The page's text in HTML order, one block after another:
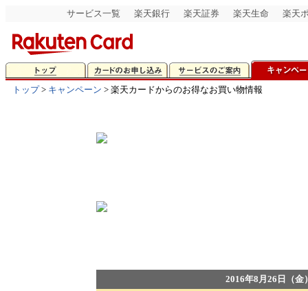
サービス一覧 楽天銀行 楽天証券 楽天生命 楽天
トップ> キャンペーン > 楽天カードからのお得なお買い物情報
2016年8月26日（金